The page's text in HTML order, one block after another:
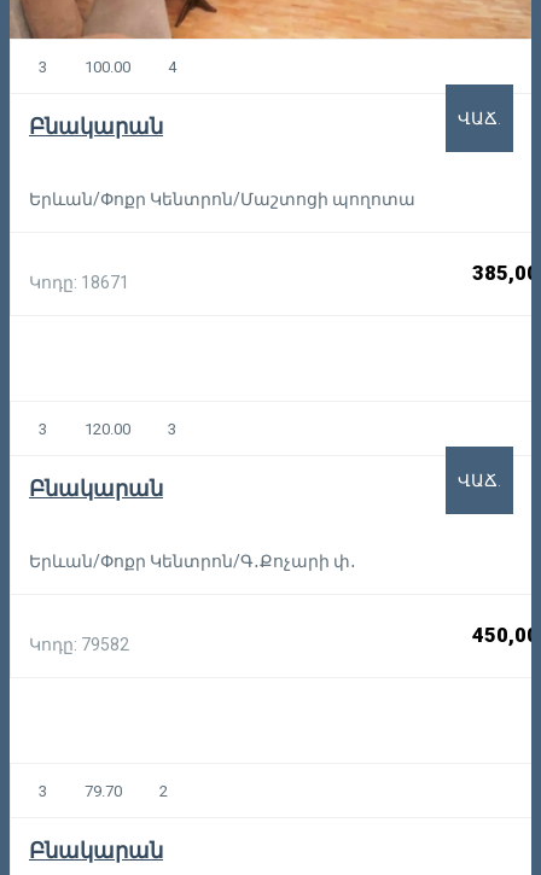
3 100.00 4
Բնակարան
Երևան/Փոքր Կենտրոն/Մաշտոցի պողոտա
Կոդը: 18671
ՎԱՃ.
3 120.00 3
Բնակարան
Երևան/Փոքր Կենտրոն/Գ․Քոչարի փ․
Կոդը: 79582
ՎԱՃ.
3 79.70 2
Բնակարան